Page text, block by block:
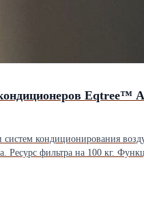
Eqtree™
систем кондиционирования